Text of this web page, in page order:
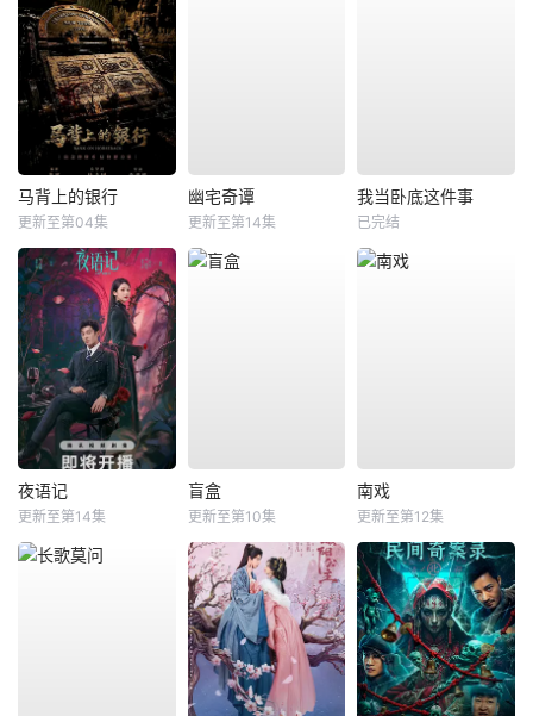
马背上的银行
更新至第04集
幽宅奇谭
更新至第14集
我当卧底这件事
已完结
夜语记
更新至第14集
盲盒
更新至第10集
南戏
更新至第12集